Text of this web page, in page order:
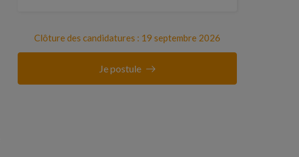
Clôture des candidatures : 19 septembre 2026
Je postule